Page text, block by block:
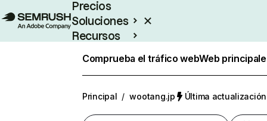
Precios
Soluciones
Recursos
Comprueba el tráfico webWeb
Principal / wootang.jp Última